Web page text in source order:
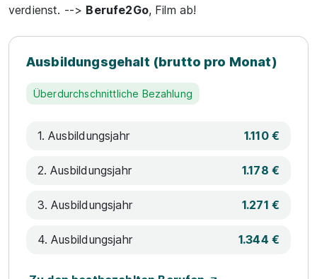
verdienst. --> Berufe2Go, Film ab!
Ausbildungsgehalt (brutto pro Monat)
Überdurchschnittliche Bezahlung
1. Ausbildungsjahr 1.110 €
2. Ausbildungsjahr 1.178 €
3. Ausbildungsjahr 1.271 €
4. Ausbildungsjahr 1.344 €